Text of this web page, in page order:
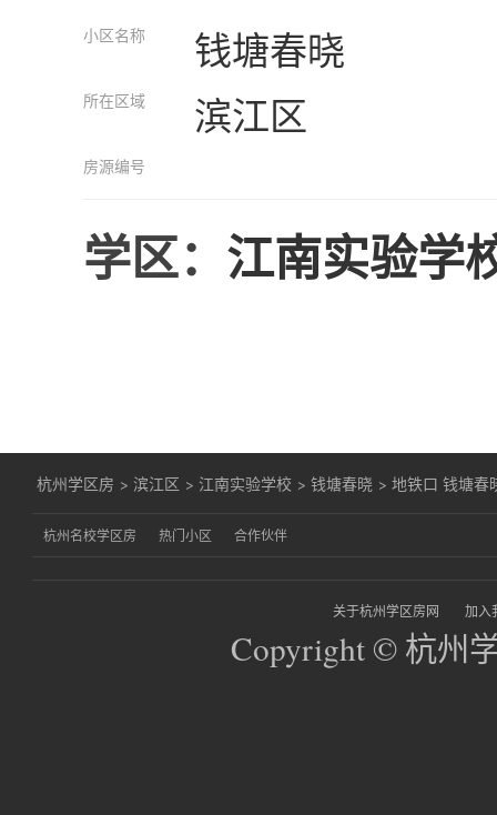
小区名称 钱塘春晓
所在区域 滨江区
房源编号
学区： 江南实验学
杭州学区房 > 滨江区 > 江南实验学校 >钱塘春晓 >地铁口 钱塘春
杭州名校学区房 热门小区 合作伙伴
关于杭州学区房网 加入
Copyright © 杭州